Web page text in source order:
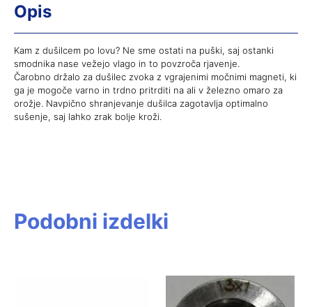
Opis
Kam z dušilcem po lovu? Ne sme ostati na puški, saj ostanki
smodnika nase vežejo vlago in to povzroča rjavenje.
Čarobno držalo za dušilec zvoka z vgrajenimi močnimi magneti, ki
ga je mogoče varno in trdno pritrditi na ali v železno omaro za
orožje. Navpično shranjevanje dušilca zagotavlja optimalno
sušenje, saj lahko zrak bolje kroži.
Podobni izdelki